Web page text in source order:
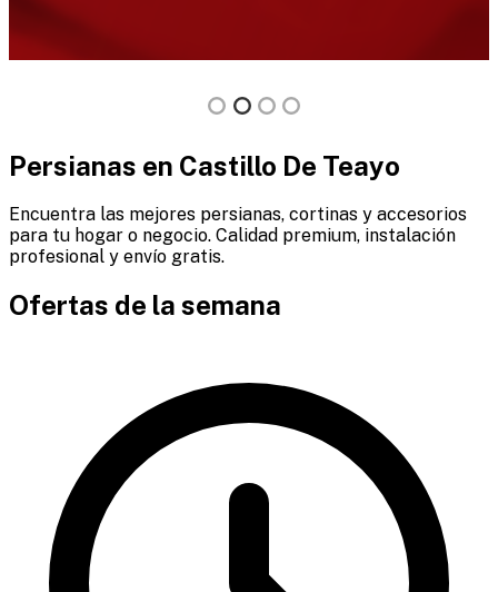
Persianas en Castillo De Teayo
Encuentra las mejores persianas, cortinas y accesorios
para tu hogar o negocio. Calidad premium, instalación
profesional y envío gratis.
Ofertas de la semana